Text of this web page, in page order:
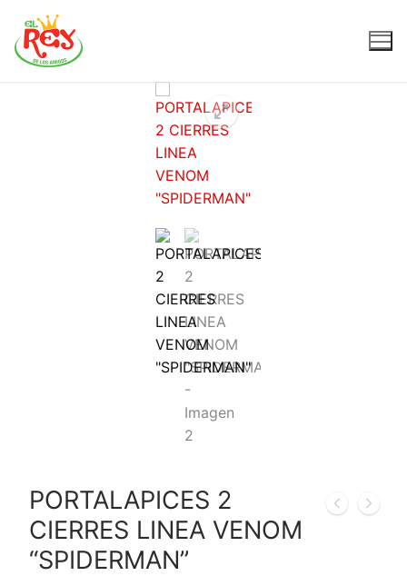
PORTALAPICES 2
CIERRES LINEA VENOM
“SPIDERMAN”